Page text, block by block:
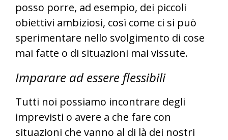
posso porre, ad esempio, dei piccoli
obiettivi ambiziosi, così come ci si può
sperimentare nello svolgimento di cose
mai fatte o di situazioni mai vissute.
Imparare ad essere flessibili
Tutti noi possiamo incontrare degli
imprevisti o avere a che fare con
situazioni che vanno al di là dei nostri